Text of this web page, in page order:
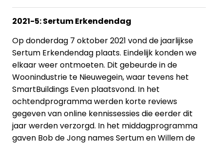
2021-5: Sertum Erkendendag
Op donderdag 7 oktober 2021 vond de jaarlijkse
Sertum Erkendendag plaats. Eindelijk konden we
elkaar weer ontmoeten. Dit gebeurde in de
Woonindustrie te Nieuwegein, waar tevens het
SmartBuildings Even plaatsvond. In het
ochtendprogramma werden korte reviews
gegeven van online kennissessies die eerder dit
jaar werden verzorgd. In het middagprogramma
gaven Bob de Jong names Sertum en Willem de